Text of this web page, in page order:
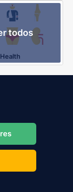
todos